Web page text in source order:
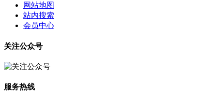
网站地图
站内搜索
会员中心
关注公众号
服务热线